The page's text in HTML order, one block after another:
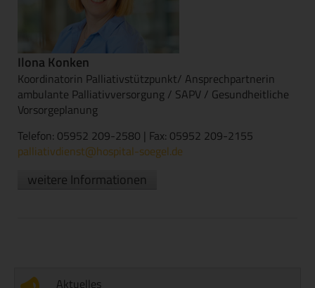
Ilona Konken
Koordinatorin Palliativstützpunkt/ Ansprechpartnerin
ambulante Palliativversorgung / SAPV / Gesundheitliche
Vorsorgeplanung
Telefon: 05952 209-2580 | Fax: 05952 209-2155
palliativdienst@hospital-soegel.de
weitere Informationen
Aktuelles